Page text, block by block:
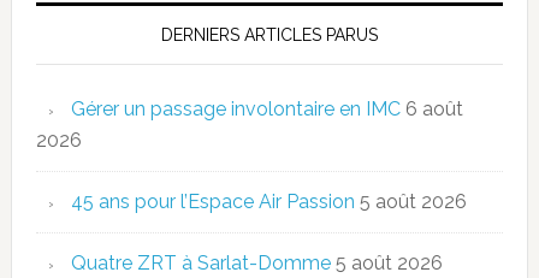
DERNIERS ARTICLES PARUS
Gérer un passage involontaire en IMC 6 août
2026
45 ans pour l’Espace Air Passion 5 août 2026
Quatre ZRT à Sarlat-Domme 5 août 2026